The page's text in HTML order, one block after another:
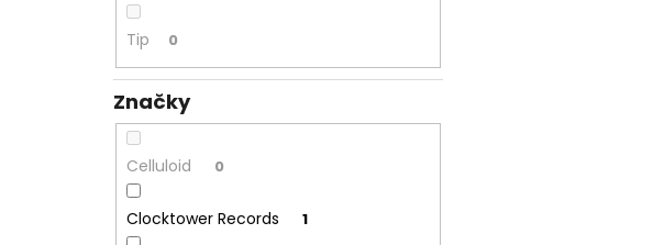
Tip 0
Značky
Celluloid 0
Clocktower Records 1